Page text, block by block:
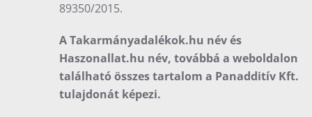
89350/2015.
A Takarmányadalékok.hu név és
Haszonallat.hu név, továbbá a weboldalon
található összes tartalom a Panadditív Kft.
tulajdonát képezi.